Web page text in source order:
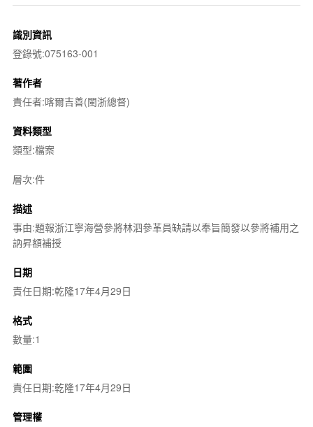
識別資訊
登錄號:075163-001
著作者
責任者:喀爾吉善(閩浙總督)
資料類型
類型:檔案
層次:件
描述
事由:題報浙江寧海營參將林泗參革員缺請以奉旨簡發以參將補用之
訥昇額補授
日期
責任日期:乾隆17年4月29日
格式
數量:1
範圍
責任日期:乾隆17年4月29日
管理權